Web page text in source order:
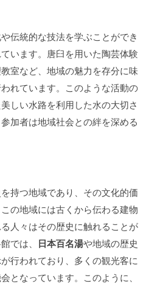
伝統的な技法を学ぶことができ
います。唐臼を用いた陶芸体験
室など、地域の魅力を存分に味
れています。このような活動の
しい水路を利用した水の大切さ
加者は地域社会との絆を深める
持つ地域であり、その文化的価
の地域には古くから伝わる建物
人々はその歴史に触れることが
では、 日本百名湯や地域の歴史
行われており、多くの観光客に
となっています。このように、